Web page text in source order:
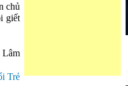
chủ
giết
Lâm
Trẻ